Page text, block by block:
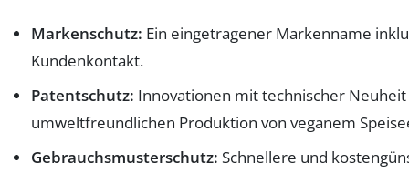
Markenschutz: Ein eingetragener Markenname
Kundenkontakt.
Patentschutz: Innovationen mit technischer
umweltfreundlichen Produktion von veganem
Gebrauchsmusterschutz: Schnellere und